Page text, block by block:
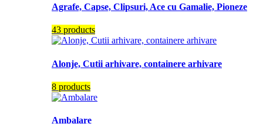
Agrafe, Capse, Clipsuri, Ace cu Gamalie, Pioneze
43 products
Alonje, Cutii arhivare, containere arhivare
8 products
Ambalare